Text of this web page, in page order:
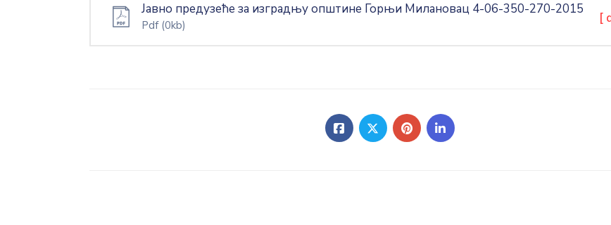
Јавно предузеће за изградњу општине Горњи Милановац 4-06-350-270-2015
Pdf (0kb) [